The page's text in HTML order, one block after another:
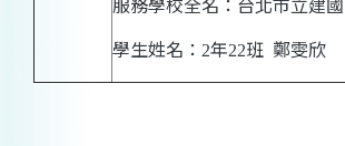
學生姓名： 2年22班 鄭雯欣